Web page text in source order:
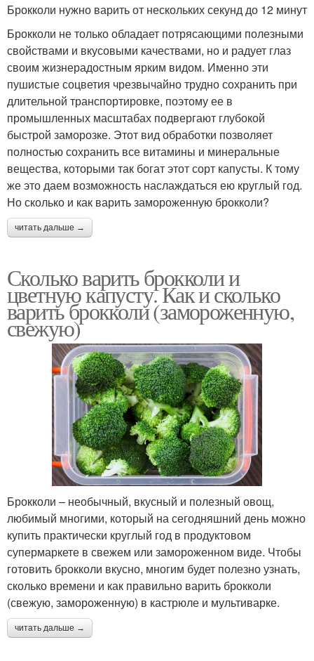
Брокколи нужно варить от нескольких секунд до 12 минут
Брокколи не только обладает потрясающими полезными
свойствами и вкусовыми качествами, но и радует глаз
своим жизнерадостным ярким видом. Именно эти
пушистые соцветия чрезвычайно трудно сохранить при
длительной транспортировке, поэтому ее в
промышленных масштабах подвергают глубокой
быстрой заморозке. Этот вид обработки позволяет
полностью сохранить все витамины и минеральные
вещества, которыми так богат этот сорт капусты. К тому
же это даем возможность наслаждаться ею круглый год.
Но сколько и как варить замороженную брокколи?
читать дальше →
Сколько варить брокколи и
цветную капусту. Как и сколько
варить брокколи (замороженную,
свежую)
Брокколи – необычный, вкусный и полезный овощ,
любимый многими, который на сегодняшний день можно
купить практически круглый год в продуктовом
супермаркете в свежем или замороженном виде. Чтобы
готовить брокколи вкусно, многим будет полезно узнать,
сколько времени и как правильно варить брокколи
(свежую, замороженную) в кастрюле и мультиварке.
читать дальше →